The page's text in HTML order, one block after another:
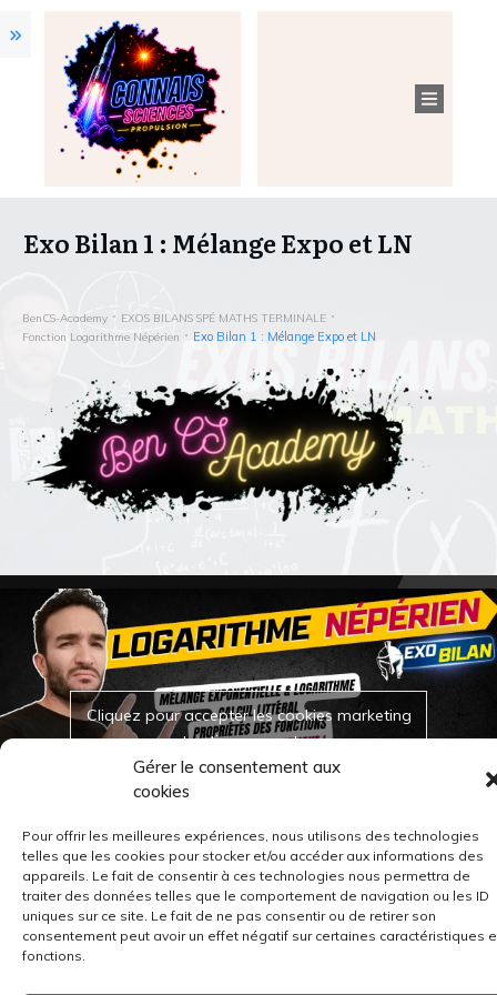
Gérer le consentement aux
cookies
Pour offrir les meilleures expériences, nous utilisons des technologies
telles que les cookies pour stocker et/ou accéder aux informations des
appareils. Le fait de consentir à ces technologies nous permettra de
traiter des données telles que le comportement de navigation ou les ID
uniques sur ce site. Le fait de ne pas consentir ou de retirer son
consentement peut avoir un effet négatif sur certaines caractéristiques
fonctions.
Exo Bilan 1 : Mélange Expo et LN
BenCS-Academy
EXOS BILANS SPÉ MATHS TERMINALE
Fonction Logarithme Népérien
Exo Bilan 1 : Mélange Expo et LN
Cliquez pour accepter les cookies marketing
et activer ce contenu